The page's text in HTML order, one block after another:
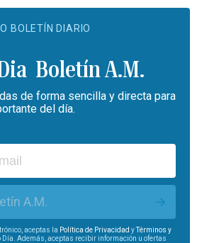
BOLETÍN DIARIO
Boletín A.M.
de forma sencilla y directa para
del día.
A.M.
aceptas la Política de Privacidad yTérminos y
Día. Además, aceptas recibir información u ofertas